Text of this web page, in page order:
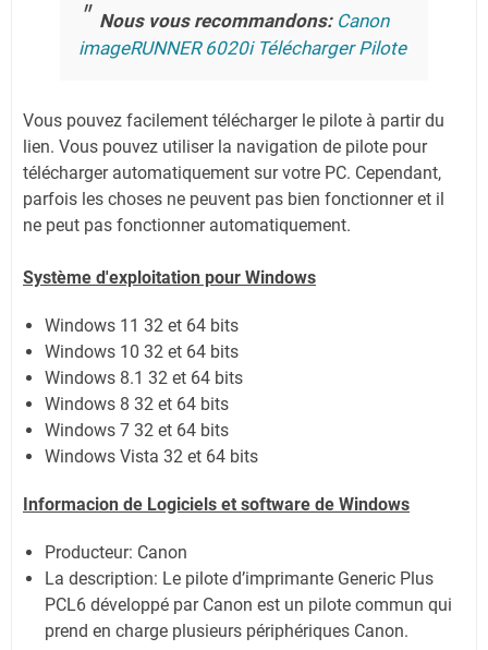
Nous vous recommandons: Canon
imageRUNNER 6020i Télécharger Pilote
Vous pouvez facilement télécharger le pilote à partir du
lien. Vous pouvez utiliser la navigation de pilote pour
télécharger automatiquement sur votre PC. Cependant,
parfois les choses ne peuvent pas bien fonctionner et il
ne peut pas fonctionner automatiquement.
Système d'exploitation pour Windows
Windows 11 32 et 64 bits
Windows 10 32 et 64 bits
Windows 8.1 32 et 64 bits
Windows 8 32 et 64 bits
Windows 7 32 et 64 bits
Windows Vista 32 et 64 bits
Informacion de Logiciels et software de Windows
Producteur: Canon
La description: Le pilote d’imprimante Generic Plus
PCL6 développé par Canon est un pilote commun qui
prend en charge plusieurs périphériques Canon.